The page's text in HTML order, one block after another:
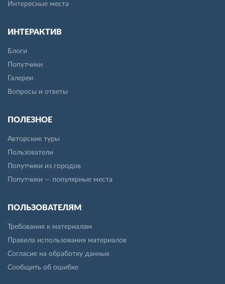
Интересные места
ИНТЕРАКТИВ
Блоги
Попутчики
Галереи
Вопросы и ответы
ПОЛЕЗНОЕ
Авторские туры
Пользователи
Попутчики из городов
Попутчики — популярные места
ПОЛЬЗОВАТЕЛЯМ
Требования к материалам
Правила использования материалов
Согласие на обработку данных
Сообщить об ошибке